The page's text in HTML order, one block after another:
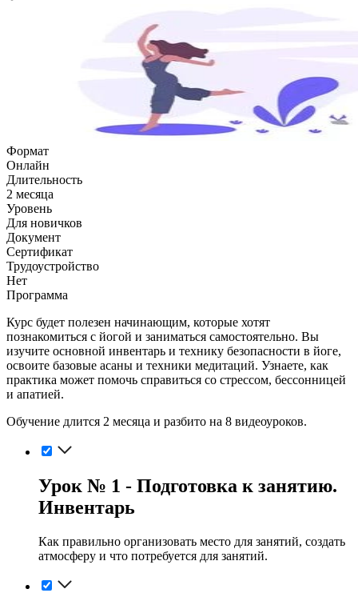
Формат
Онлайн
Длительность
2 месяца
Уровень
Для новичков
Документ
Сертификат
Трудоустройство
Нет
Программа
Курс будет полезен начинающим, которые хотят
познакомиться с йогой и заниматься самостоятельно. Вы
изучите основной инвентарь и технику безопасности в йоге,
освоите базовые асаны и техники медитаций. Узнаете, как
практика может помочь справиться со стрессом, бессонницей
и апатией.
Обучение длится 2 месяца и разбито на 8 видеоуроков.
Урок № 1 - Подготовка к занятию.
Инвентарь
Как правильно организовать место для занятий, создать
атмосферу и что потребуется для занятий.